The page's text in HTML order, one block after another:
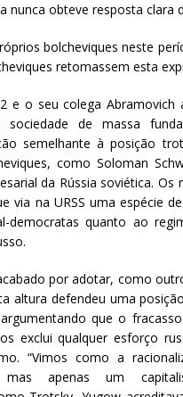
nunca obteve resposta clara
bolcheviques neste
retomassem esta
e o seu colega
de massa
semelhante à posição
como Soloman
da Rússia soviética.
via na URSS uma espécie
democratas quanto ao
por adotar, como
altura defendeu uma
que o
exclui qualquer esforço
“Vimos como a
mas apenas um